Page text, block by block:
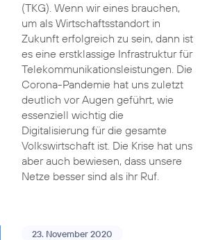
(TKG). Wenn wir eines brauchen,
um als Wirtschaftsstandort in
Zukunft erfolgreich zu sein, dann ist
es eine erstklassige Infrastruktur für
Telekommunikationsleistungen. Die
Corona-Pandemie hat uns zuletzt
deutlich vor Augen geführt, wie
essenziell wichtig die
Digitalisierung für die gesamte
Volkswirtschaft ist. Die Krise hat uns
aber auch bewiesen, dass unsere
Netze besser sind als ihr Ruf.
23. November 2020